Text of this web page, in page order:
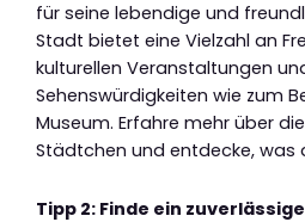
für seine lebendige und
Stadt bietet eine Vielzahl an
kulturellen Veranstaltungen
Sehenswürdigkeiten wie zum
Museum. Erfahre mehr über
Städtchen und entdecke, was
Tipp 2: Finde ein